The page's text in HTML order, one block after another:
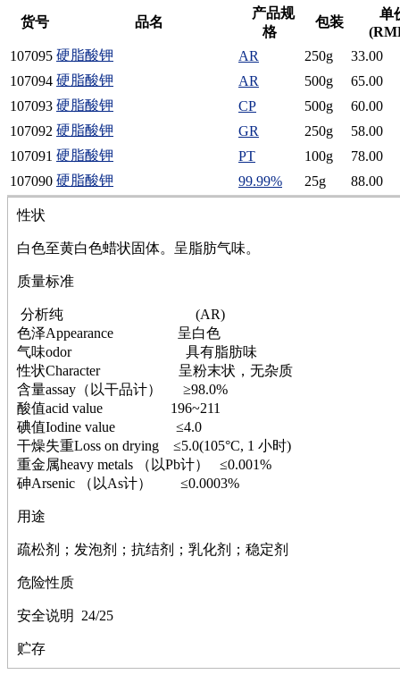
磷
硫
铝
氯
锰
硅烷
酰氯
林
醚
钠
萘
铌
脲
镍
宁
铍
嘌呤
其它
铅
嗪
醛
炔
噻吩
砷
试纸
锶
松
素
货号
品名
产品规
格
包装
单
107095 硬脂酸钾 AR 250g
33.00
107094 硬脂酸钾 AR 500g
65.00
107093 硬脂酸钾 CP 500g
60.00
107092 硬脂酸钾 GR 250g
58.00
107091 硬脂酸钾 PT 100g
78.00
107090 硬脂酸钾 99.99% 25g 88.00
性状
白色至黄白色蜡状固体。呈脂肪气味。
质量标准
分析纯 (AR)
色泽Appearance 呈白色
气味odor 具有脂肪味
性状Character 呈粉末状，无杂质
含量assay（以干品计） ≥98.0%
酸值acid value 196~211
碘值Iodine value ≤4.0
干燥失重Loss on drying ≤5.0(105°C, 1 小时)
重金属heavy metals （以Pb计） ≤0.001%
砷Arsenic （以As计） ≤0.0003%
用途
疏松剂；发泡剂；抗结剂；乳化剂；稳定剂
危险性质
安全说明 24/25
贮存